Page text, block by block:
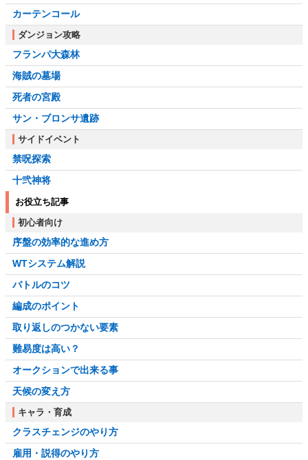
カーテンコール
ダンジョン攻略
フランパ大森林
海賊の墓場
死者の宮殿
サン・ブロンサ遺跡
サイドイベント
禁呪探索
十弐神将
お役立ち記事
初心者向け
序盤の効率的な進め方
WTシステム解説
バトルのコツ
編成のポイント
取り返しのつかない要素
難易度は高い？
オークションで出来る事
天候の変え方
キャラ・育成
クラスチェンジのやり方
雇用・説得のやり方